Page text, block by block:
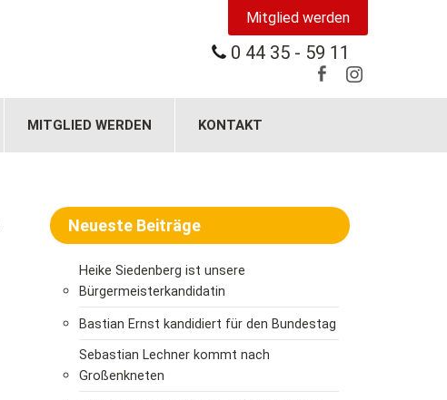
Mitglied werden
0 44 35 - 59 11
MITGLIED WERDEN KONTAKT
Neueste Beiträge
Heike Siedenberg ist unsere
Bürgermeisterkandidatin
Bastian Ernst kandidiert für den Bundestag
Sebastian Lechner kommt nach
Großenkneten